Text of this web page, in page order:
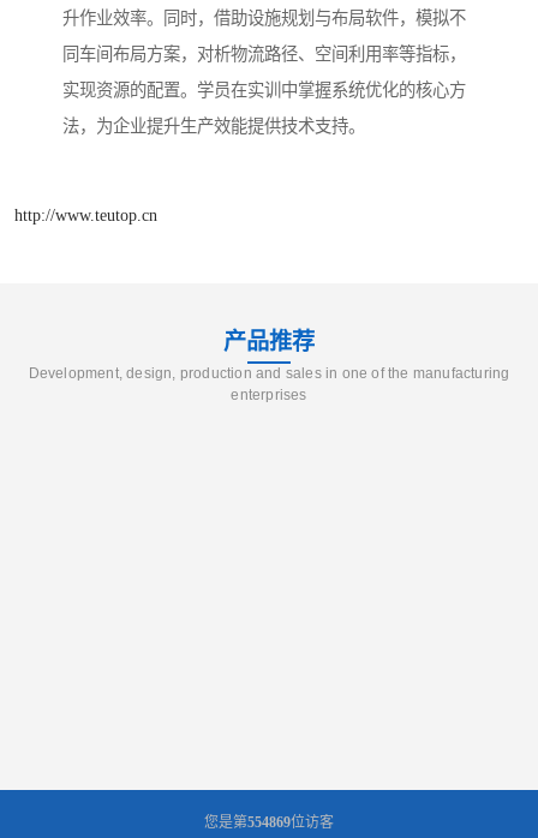
升作业效率。同时，借助设施规划与布局软件，模拟不
同车间布局方案，对析物流路径、空间利用率等指标，
实现资源的配置。学员在实训中掌握系统优化的核心方
法，为企业提升生产效能提供技术支持。​
http://www.teutop.cn
产品推荐
Development, design, production and sales in one of the manufacturing
enterprises
您是第554869位访客